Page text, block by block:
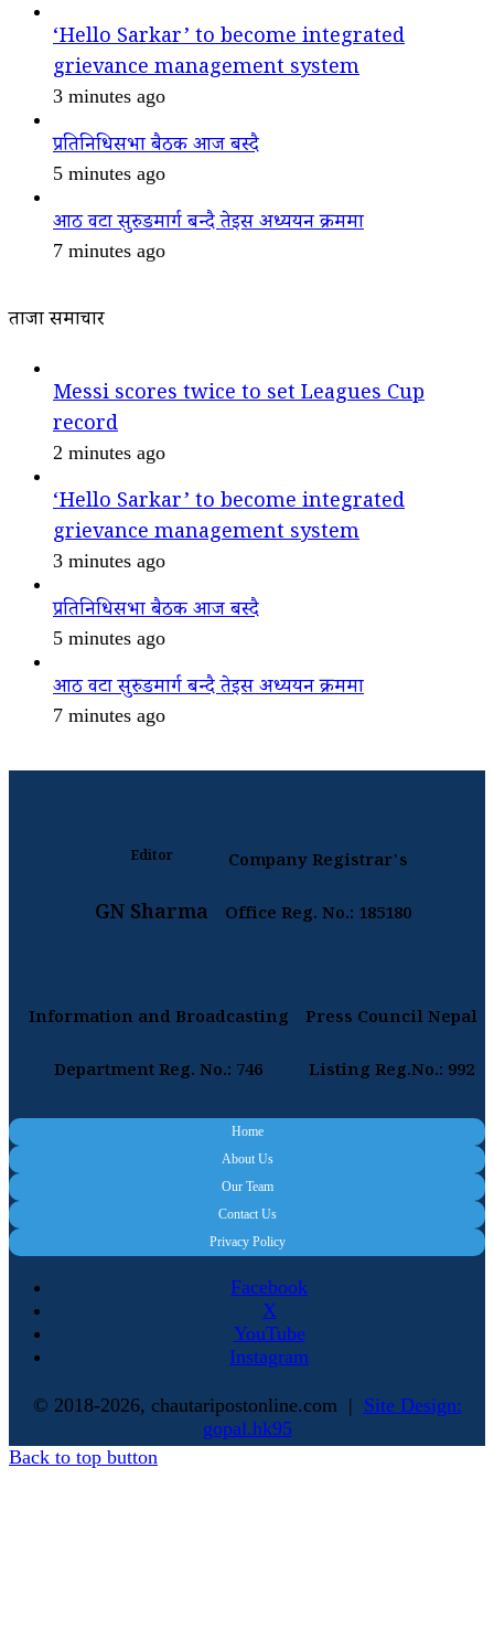
‘Hello Sarkar’ to become integrated
grievance management system
3 minutes ago
प्रतिनिधिसभा बैठक आज बस्दै
5 minutes ago
आठ वटा सुरुङमार्ग बन्दै तेइस अध्ययन क्रममा
7 minutes ago
ताजा समाचार
Messi scores twice to set Leagues Cup
record
2 minutes ago
‘Hello Sarkar’ to become integrated
grievance management system
3 minutes ago
प्रतिनिधिसभा बैठक आज बस्दै
5 minutes ago
आठ वटा सुरुङमार्ग बन्दै तेइस अध्ययन क्रममा
7 minutes ago
Editor
GN Sharma
Company Registrar's
Office Reg. No.: 185180
Information and Broadcasting
Department Reg. No.: 746
Press Council Nepal
Listing Reg.No.: 992
Home
About Us
Our Team
Contact Us
Privacy Policy
Facebook
X
YouTube
Instagram
© 2018-2026, chautaripostonline.com | Site Design:
gopal.hk95
Back to top button